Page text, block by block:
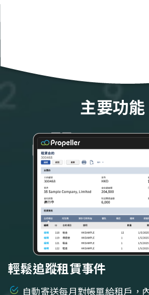
主要功能
輕鬆追蹤租賃事件
自動寄送每月對帳單給租戶，